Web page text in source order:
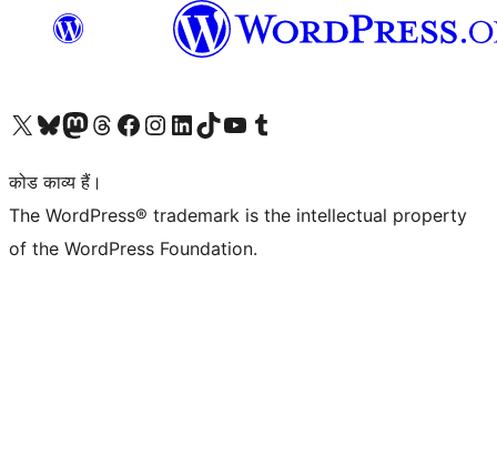
Visit our X (formerly Twitter) account
हमारे बलुस्की खाते पर जाएँVisit our Mastodon account
हमारे थ्रेड्स अकाउंट पर जाएंहमारे फेसबुक पेज पर जाएँहमारे इंस्टाग्राम अकाउंट पर जाएंहमारे लिंक्डइन खाते पर जाएँहमारे टिकटॉक खाते पर जाएँहमारे यूट्यूब चैनल पर जाएंहमारे Tumblr खाते पर जाएँ
कोड काव्य हैं।
The WordPress® trademark is the intellectual property
of the WordPress Foundation.